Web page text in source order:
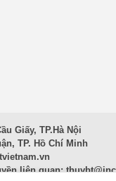
Giấy, TP.Hà Nội
TP. Hồ Chí Minh
liên quan: